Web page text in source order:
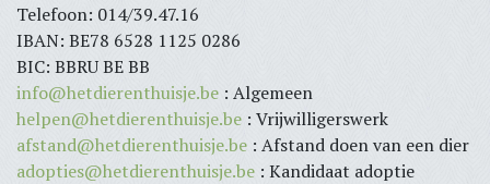
Telefoon: 014/39.47.16
IBAN: BE78 6528 1125 0286
BIC: BBRU BE BB
info@hetdierenthuisje.be : Algemeen
helpen@hetdierenthuisje.be : Vrijwilligerswerk
afstand@hetdierenthuisje.be : Afstand doen van een dier
adopties@hetdierenthuisje.be : Kandidaat adoptie